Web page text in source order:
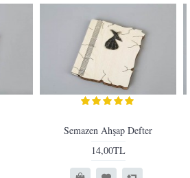
Semazen Ahşap Defter
14,00TL